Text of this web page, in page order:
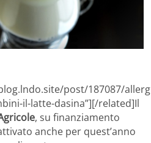
post/187087/
il-latte-dasina”][/related]Il
, su finanziamento
anche per quest’anno